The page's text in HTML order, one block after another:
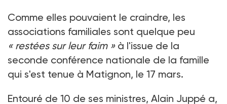
Comme elles pouvaient le craindre, les
associations familiales sont quelque peu
« restées sur leur faim »à l'issue de la
seconde conférence nationale de la famille
qui s'est tenue à Matignon, le 17 mars.
Entouré de 10 de ses ministres, Alain Juppé a,